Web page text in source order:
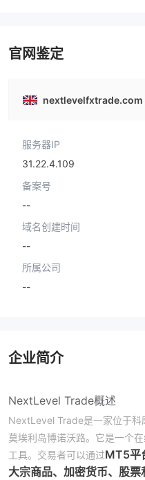
官网鉴定
nextlevelfxtrade.com
服务器IP
31.22.4.109
备案号
--
域名创建时间
--
所属公司
--
企业简介
NextLevel Trade概述
NextLevel Trade是一家位于科
莫埃利岛博诺沃路。它是一个
工具。交易者可以通过MT5平
大宗商品、加密货币、股票